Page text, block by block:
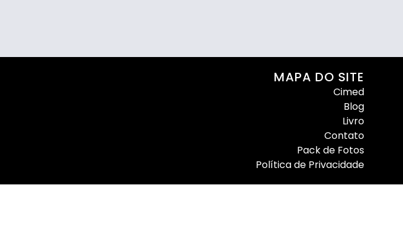
MAPA DO SITE
Cimed
Blog
Livro
Contato
Pack de Fotos
Política de Privacidade